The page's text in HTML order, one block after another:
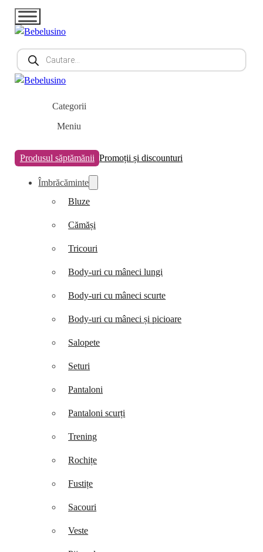
Products
search
Categorii
Meniu
Produsul săptămănii Promoții și discounturi
Îmbrăcăminte
Bluze
Cămăși
Tricouri
Body-uri cu mâneci lungi
Body-uri cu mâneci scurte
Body-uri cu mâneci și picioare
Salopete
Seturi
Pantaloni
Pantaloni scurți
Trening
Rochițe
Fustițe
Sacouri
Veste